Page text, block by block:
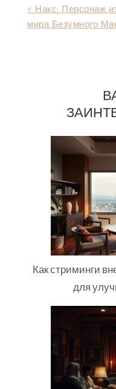
Навигация
< Накс: Персонаж
мира Безумного
Как стриминги
для